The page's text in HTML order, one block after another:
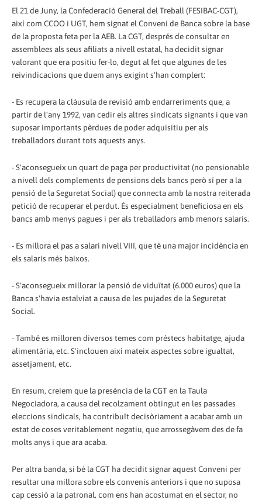
El 21 de Juny, la Confederació General del Treball (FESIBAC-CGT),
així com CCOO i UGT, hem signat el Conveni de Banca sobre la base
de la proposta feta per la AEB. La CGT, després de consultar en
assemblees als seus afiliats a nivell estatal, ha decidit signar
valorant que era positiu fer-lo, degut al fet que algunes de les
reivindicacions que duem anys exigint s'han complert:
- Es recupera la clàusula de revisió amb endarreriments que, a
partir de l'any 1992, van cedir els altres sindicats signants i que van
suposar importants pèrdues de poder adquisitiu per als
treballadors durant tots aquests anys.
- S'aconsegueix un quart de paga per productivitat (no pensionable
a nivell dels complements de pensions dels bancs però sí per a la
pensió de la Seguretat Social) que connecta amb la nostra reiterada
petició de recuperar el perdut. És especialment beneficiosa en els
bancs amb menys pagues i per als treballadors amb menors salaris.
- Es millora el pas a salari nivell VIII, que té una major incidència en
els salaris més baixos.
- S'aconsegueix millorar la pensió de viduïtat (6.000 euros) que la
Banca s'havia estalviat a causa de les pujades de la Seguretat
Social.
- També es milloren diversos temes com préstecs habitatge, ajuda
alimentària, etc. S'inclouen així mateix aspectes sobre igualtat,
assetjament, etc.
En resum, creiem que la presència de la CGT en la Taula
Negociadora, a causa del recolzament obtingut en les passades
eleccions sindicals, ha contribuït decisòriament a acabar amb un
estat de coses veritablement negatiu, que arrossegàvem des de fa
molts anys i que ara acaba.
Per altra banda, si bé la CGT ha decidit signar aquest Conveni per
resultar una millora sobre els convenis anteriors i que no suposa
cap cessió a la patronal, com ens han acostumat en el sector, no